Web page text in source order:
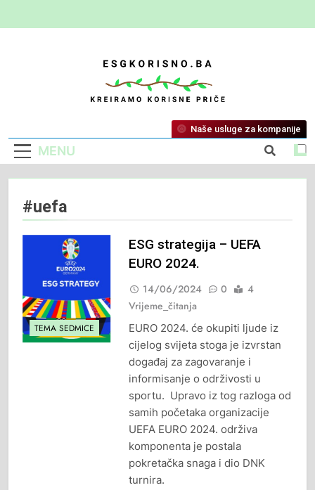
ESG Korisno
Kreiramo Korisne Priče
MENU
Naše usluge za kompanije
#uefa
TEMA SEDMICE
ESG strategija – UEFA
EURO 2024.
14/06/2024 0
4
Vrijeme_čitanja
EURO 2024. će okupiti ljude iz
cijelog svijeta stoga je izvrstan
događaj za zagovaranje i
informisanje o održivosti u
sportu. Upravo iz tog razloga od
samih početaka organizacije
UEFA EURO 2024. održiva
komponenta je postala
pokretačka snaga i dio DNK
turnira.